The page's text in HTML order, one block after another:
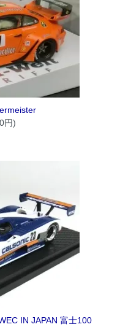
円)
IN JAPAN 富士100